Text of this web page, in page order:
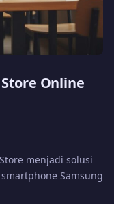
Online
menjadi solusi
Samsung